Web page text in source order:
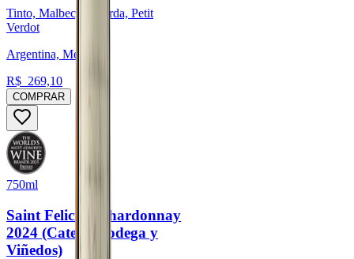
Tinto, Malbec, Bonarda, Petit
Verdot
Argentina, Mendoza
R$ 269,10
COMPRAR
750ml
Saint Felicien Chardonnay
2024 (Catena Bodega y
Viñedos)